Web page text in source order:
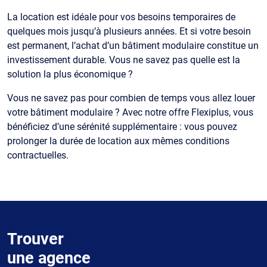
La location est idéale pour vos besoins temporaires de
quelques mois jusqu’à plusieurs années. Et si votre besoin
est permanent, l’achat d’un bâtiment modulaire constitue un
investissement durable. Vous ne savez pas quelle est la
solution la plus économique ?
Vous ne savez pas pour combien de temps vous allez louer
votre bâtiment modulaire ? Avec notre offre Flexiplus, vous
bénéficiez d’une sérénité supplémentaire : vous pouvez
prolonger la durée de location aux mêmes conditions
contractuelles.
Trouver
une agence